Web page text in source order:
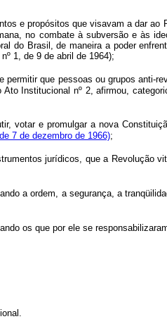
e propósitos que visavam a dar ao
no combate à subversão e às
do Brasil, de maneira a poder
1, de 9 de abril de 1964);
que pessoas ou grupos anti-
Institucional nº 2, afirmou,
votar e promulgar a nova
7 de dezembro de 1966);
jurídicos, que a Revolução
a ordem, a segurança, a
os que por ele se